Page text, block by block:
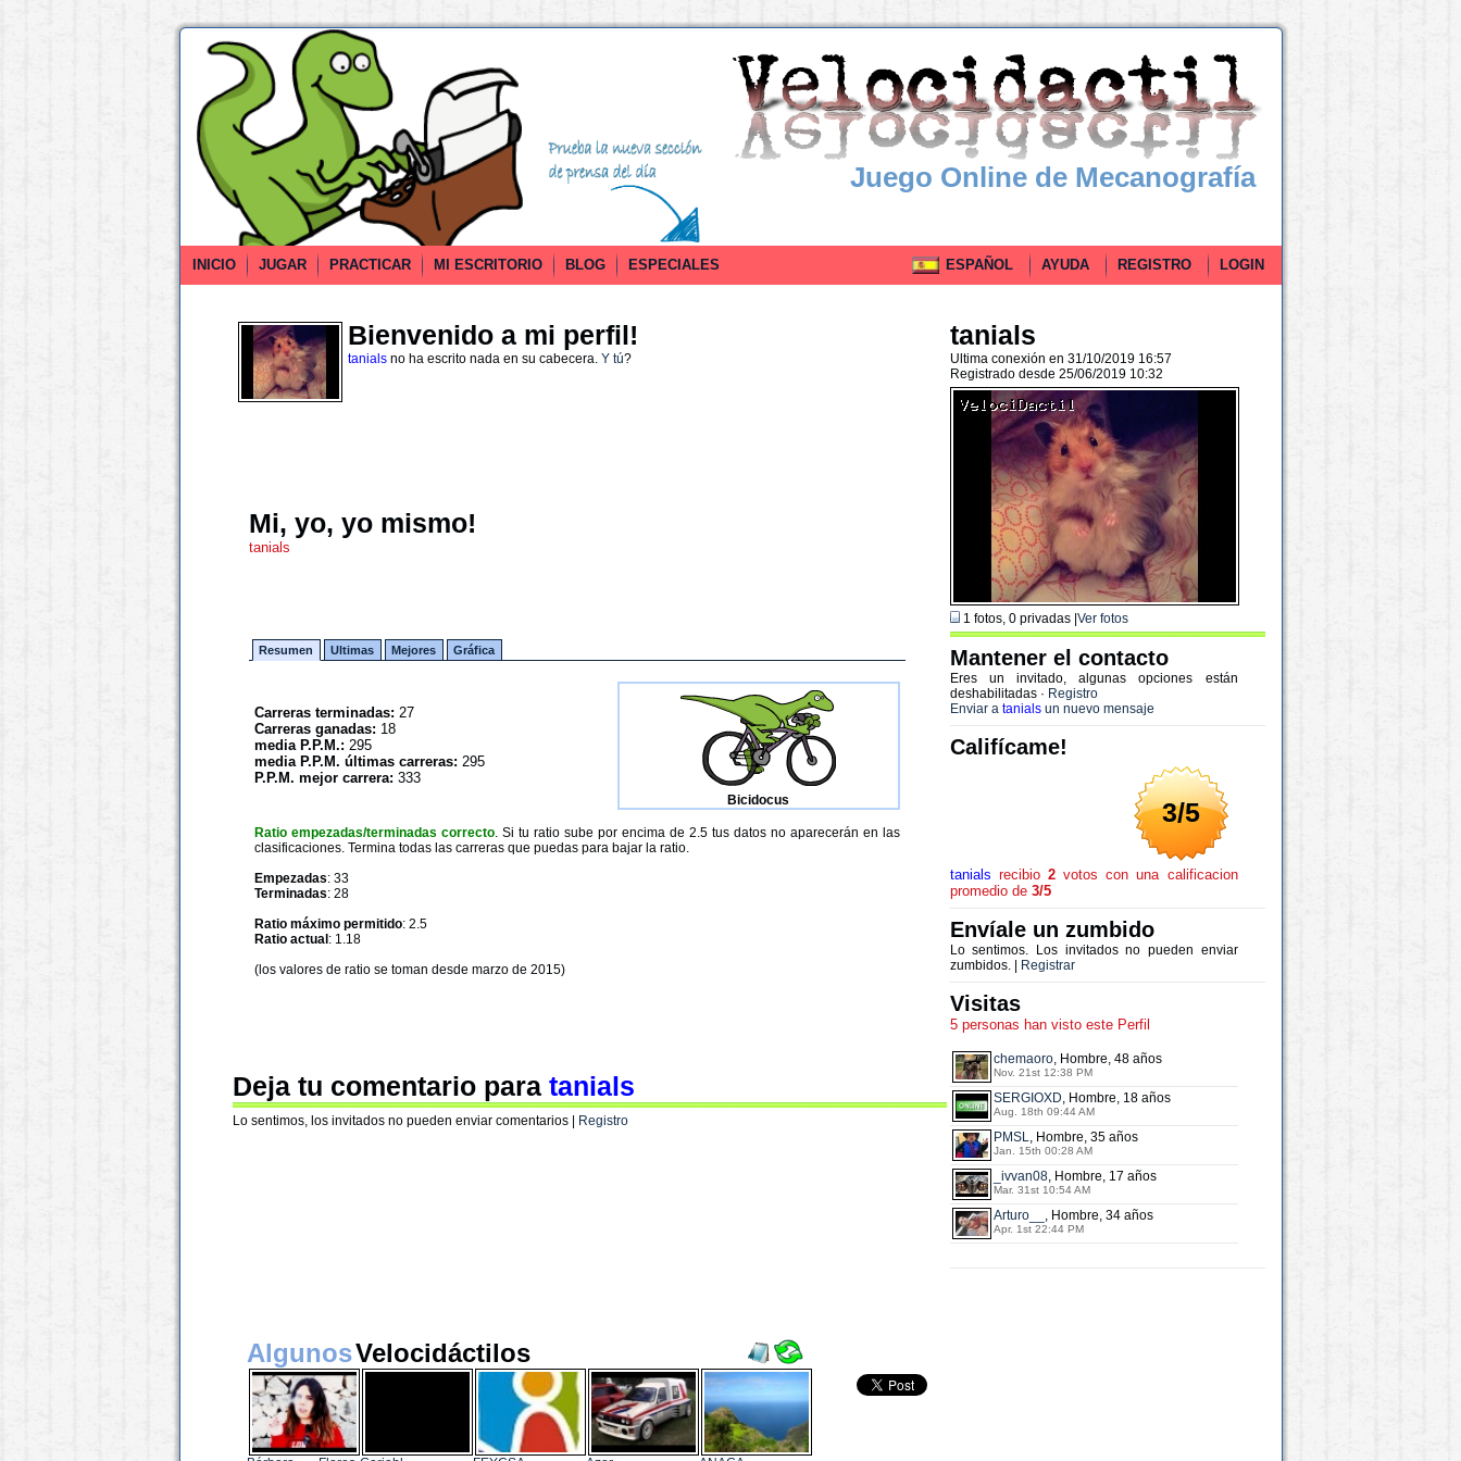
Juego Online de Mecanografía
INICIO JUGAR PRACTICAR MI ESCRITORIO BLOG ESPECIALES ESPAÑOL AYUDA REGISTRO LOGIN
Bienvenido a mi perfil!
tanialsno ha escrito nada en su cabecera. Y tú?
Mi, yo, yo mismo!
tanials
Resumen Ultimas Mejores Gráfica
Carreras terminadas: 27
Carreras ganadas: 18
media P.P.M.: 295
media P.P.M. últimas carreras: 295
P.P.M. mejor carrera: 333
Bicidocus
Ratio empezadas/terminadas correcto. Si tu ratio sube por encima de 2.5 tus datos no aparecerán en las
clasificaciones. Termina todas las carreras que puedas para bajar la ratio.
Empezadas: 33
Terminadas: 28
Ratio máximo permitido: 2.5
Ratio actual : 1.18
(los valores de ratio se toman desde marzo de 2015)
Deja tu comentario para tanials
Lo sentimos, los invitados no pueden enviar comentarios | Registro
tanials
Ultima conexión en 31/10/2019 16:57
Registrado desde 25/06/2019 10:32
1 fotos, 0 privadas | Ver fotos
Mantener el contacto
Eres un invitado, algunas opciones están
deshabilitadas · Registro
Enviar a tanialsun nuevo mensaje
Califícame!
3/5
tanials recibio 2votos con una calificacion
promedio de 3/5
Envíale un zumbido
Lo sentimos. Los invitados no pueden enviar
zumbidos. |
Registrar
Visitas
5 personas han visto este Perfil
chemaoro, Hombre, 48 años
Nov. 21st 12:38 PM
SERGIOXD, Hombre, 18 años
Aug. 18th 09:44 AM
PMSL, Hombre, 35 años
Jan. 15th 00:28 AM
_ivvan08, Hombre, 17 años
Mar. 31st 10:54 AM
Arturo__ , Hombre, 34 años
Apr. 1st 22:44 PM
AlgunosVelocidáctilos